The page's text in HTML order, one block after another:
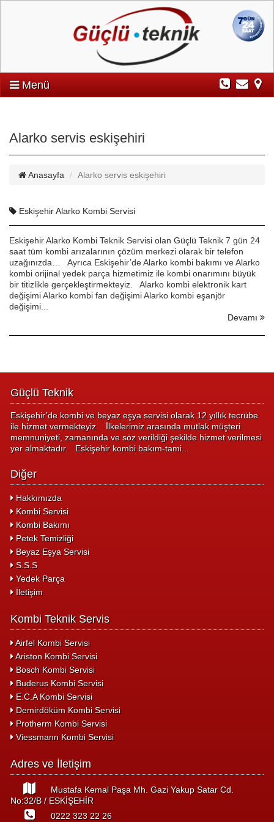
Menü
Alarko servis eskişehiri
Anasayfa Alarko servis eskişehiri
Eskişehir Alarko Kombi Servisi
Eskişehir Alarko Kombi Teknik Servisi olan Güçlü Teknik 7 gün 24
saat tüm kombi arızalarının çözüm merkezi olarak bir telefon
uzağınızda… Ayrıca Eskişehir’de Alarko kombi bakımı ve Alarko
kombi orijinal yedek parça hizmetimiz ile kombi onarımını büyük
bir titizlikle gerçekleştirmekteyiz. Alarko kombi elektronik kart
değişimi Alarko kombi fan değişimi Alarko kombi eşanjör
değişimi...
Devamı
Güçlü Teknik
Eskişehir’de kombi ve beyaz eşya servisi olarak 12 yıllık tecrübe
ile hizmet vermekteyiz. İlkelerimiz arasında mutlak müşteri
memnuniyeti, zamanında ve söz verildiği şekilde hizmet verilmesi
yer almaktadır. Eskişehir kombi bakım-tami...
Diğer
Hakkımızda
Kombi Servisi
Kombi Bakımı
Petek Temizliği
Beyaz Eşya Servisi
S.S.S
Yedek Parça
İletişim
Kombi Teknik Servis
Airfel Kombi Servisi
Ariston Kombi Servisi
Bosch Kombi Servisi
Buderus Kombi Servisi
E.C.A Kombi Servisi
Demirdöküm Kombi Servisi
Protherm Kombi Servisi
Viessmann Kombi Servisi
Adres ve İletişim
Mustafa Kemal Paşa Mh. Gazi Yakup Satar Cd.
No:32/B / ESKİŞEHİR
0222 323 22 26